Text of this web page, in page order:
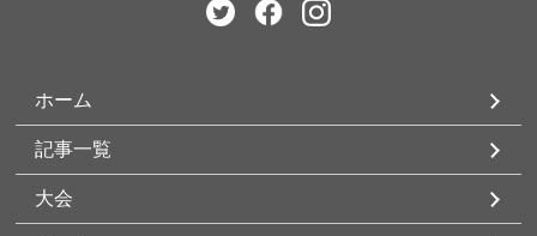
ホーム
記事一覧
大会